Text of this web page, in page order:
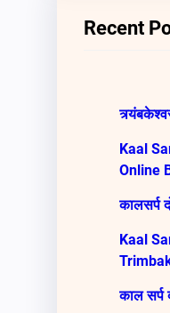
c
Recent
Kaal
Online
कालसर्प
Kaal
काल सर्प